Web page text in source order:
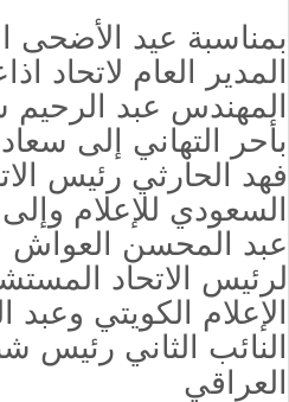
بمناسبة عيد الأضحى
المدير العام لاتحاد
المهندس عبد الرحيم
بأحر التهاني إلى
فهد الحارثي رئيس
السعودي للإعلام
عبد المحسن العواش
لرئيس الاتحاد
الإعلام الكويتي
النائب الثاني رئيس
العراقي